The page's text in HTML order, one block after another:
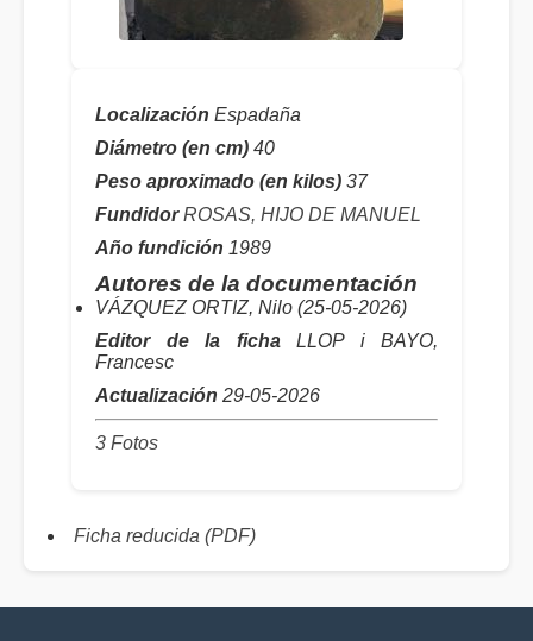
Localización Espadaña
Diámetro (en cm) 40
Peso aproximado (en kilos) 37
Fundidor ROSAS, HIJO DE MANUEL
Año fundición 1989
Autores de la documentación
VÁZQUEZ ORTIZ, Nilo (25-05-2026)
Editor de la fichaLLOP i BAYO,
Francesc
Actualización 29-05-2026
3 Fotos
Ficha reducida (PDF)